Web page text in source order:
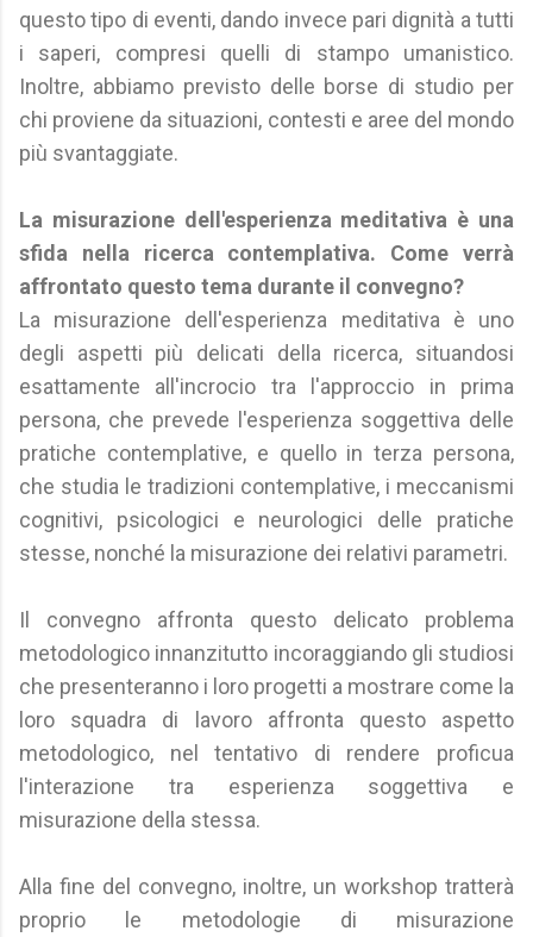
questo tipo di eventi, dando invece pari dignità a tutti
i saperi, compresi quelli di stampo umanistico.
Inoltre, abbiamo previsto delle borse di studio per
chi proviene da situazioni, contesti e aree del mondo
più svantaggiate.
La misurazione dell'esperienza meditativa è una
sfida nella ricerca contemplativa. Come verrà
affrontato questo tema durante il convegno?
La misurazione dell'esperienza meditativa è uno
degli aspetti più delicati della ricerca, situandosi
esattamente all'incrocio tra l'approccio in prima
persona, che prevede l'esperienza soggettiva delle
pratiche contemplative, e quello in terza persona,
che studia le tradizioni contemplative, i meccanismi
cognitivi, psicologici e neurologici delle pratiche
stesse, nonché la misurazione dei relativi parametri.
Il convegno affronta questo delicato problema
metodologico innanzitutto incoraggiando gli studiosi
che presenteranno i loro progetti a mostrare come la
loro squadra di lavoro affronta questo aspetto
metodologico, nel tentativo di rendere proficua
l'interazione tra esperienza soggettiva e
misurazione della stessa.
Alla fine del convegno, inoltre, un workshop tratterà
proprio le metodologie di misurazione